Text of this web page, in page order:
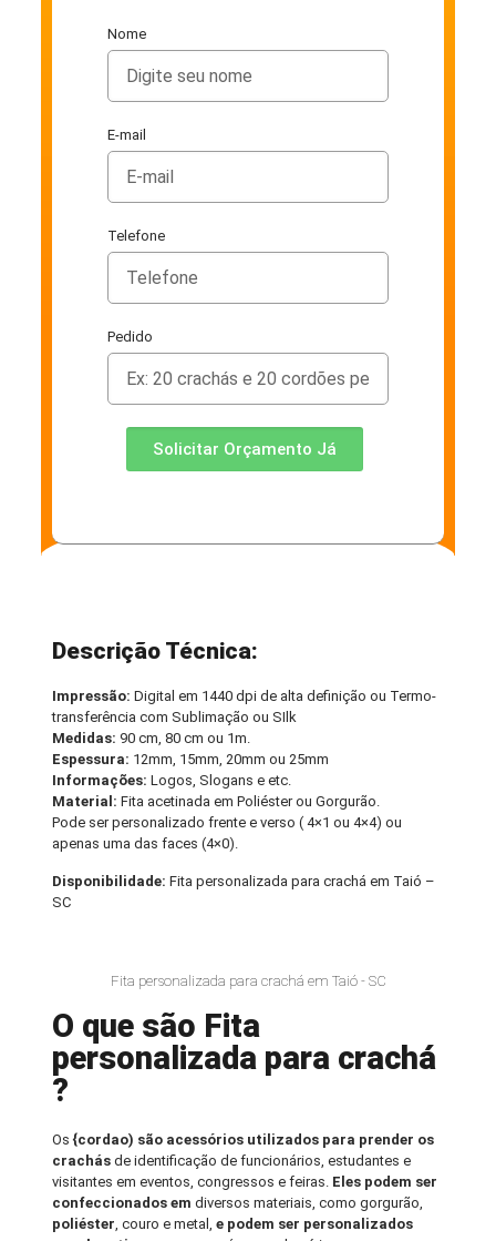
Nome
E-mail
Telefone
Pedido
Solicitar Orçamento Já
Descrição Técnica:
Impressão: Digital em 1440 dpi de alta definição ou Termo-
transferência com Sublimação ou SIlk
Medidas: 90 cm, 80 cm ou 1m.
Espessura: 12mm, 15mm, 20mm ou 25mm
Informações:Logos, Slogans e etc.
Material: Fita acetinada em Poliéster ou Gorgurão.
Pode ser personalizado frente e verso ( 4×1 ou 4×4) ou
apenas uma das faces (4×0).
Disponibilidade:Fita personalizada para crachá em Taió –
SC
Fita personalizada para crachá em Taió - SC
O que são Fita
personalizada para crachá
?
Os {cordao) são acessórios utilizados para prender os
crachás de identificação de funcionários, estudantes e
visitantes em eventos, congressos e feiras. Eles podem ser
confeccionados emdiversos materiais, como gorgurão,
poliéster, couro e metal,e podem ser personalizados